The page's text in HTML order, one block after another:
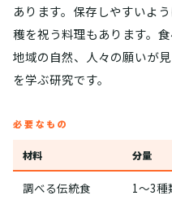
あります。保存しやすいよ
穫を祝う料理もあります。
地域の自然、人々の願いが
を学ぶ研究です。
必要なもの
材料 分量
調べる伝統食 1〜3種